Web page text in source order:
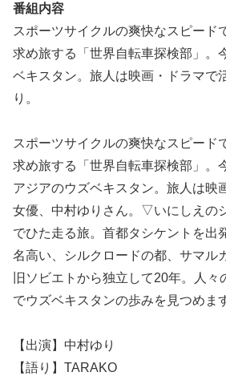
番組内容
スポーツサイクルの爽快なスピード
求め旅する「世界自転車探検部」。
ベキスタン。旅人は映画・ドラマで
り。
スポーツサイクルの爽快なスピード
求め旅する「世界自転車探検部」。
アジアのウズベキスタン。旅人は映
女優、中村ゆりさん。▽いにしえの
でひた走る旅。首都タシケントを出
名高い、シルクロードの都、サマル
旧ソビエトから独立して20年。人々
でウズベキスタンの歩みを見つめま
【出演】中村ゆり
【語り】TARAKO